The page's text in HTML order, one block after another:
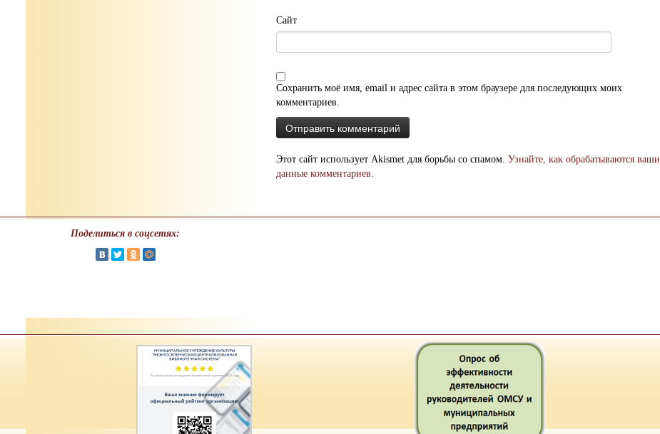
Сайт
Сохранить моё имя, email и адрес сайта в этом браузере для последующих моих
комментариев.
Этот сайт использует Akismet для борьбы со спамом. Узнайте, как обрабатываются ваши
данные комментариев.
Поделиться в соцсетях: